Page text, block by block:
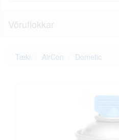
Vöruflokkar
Tæki AirCon Dometic